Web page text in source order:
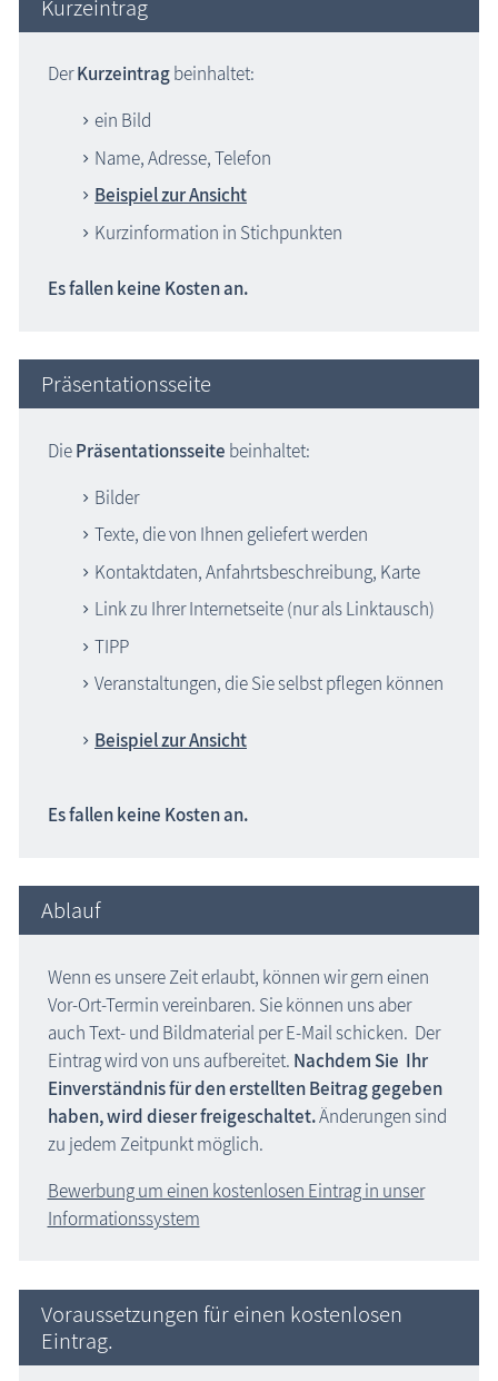
Kurzeintrag
DerKurzeintragbeinhaltet:
ein Bild
Name, Adresse, Telefon
Beispiel zur Ansicht
Kurzinformation in Stichpunkten
Es fallen keine Kosten an.
Präsentationsseite
DiePräsentationsseite beinhaltet:
Bilder
Texte, die von Ihnen geliefert werden
Kontaktdaten, Anfahrtsbeschreibung, Karte
Link zu Ihrer Internetseite (nur als Linktausch)
TIPP
Veranstaltungen, die Sie selbst pflegen können
Beispiel zur Ansicht
Es fallen keine Kosten an.
Ablauf
Wenn es unsere Zeit erlaubt, können wir gern einen
Vor-Ort-Termin vereinbaren. Sie können uns aber
auch Text- und Bildmaterial per E-Mail schicken. Der
Eintrag wird von uns aufbereitet. Nachdem Sie Ihr
Einverständnis für den erstellten Beitrag gegeben
haben, wird dieser freigeschaltet.Änderungen sind
zu jedem Zeitpunkt möglich.
Bewerbung um einen kostenlosen Eintrag in unser
Informationssystem
Voraussetzungen für einen kostenlosen
Eintrag.